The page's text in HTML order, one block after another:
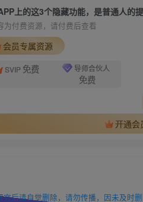
上的这3个隐藏功能，是普通人的
为付费资源，请付费后查看
会员专属资源
SVIP 免费 导师合伙人
免费
开通会
后请自觉删除，请勿传播，因未及时